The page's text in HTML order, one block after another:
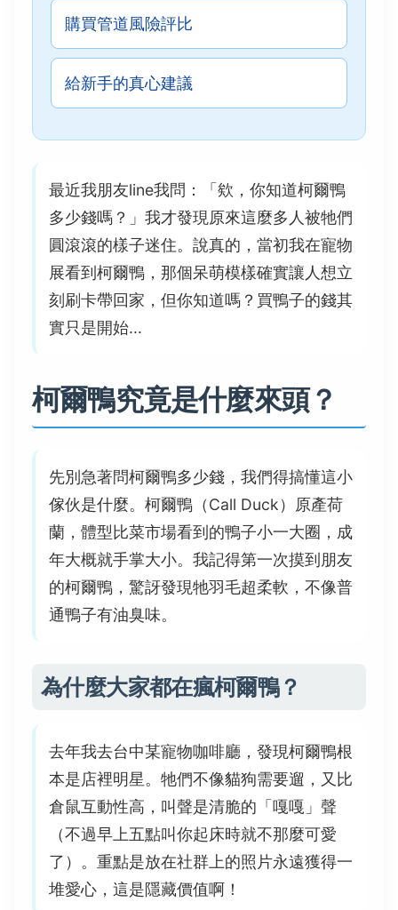
購買管道風險評比
給新手的真心建議
最近我朋友line我問：「欸，你知道柯爾鴨
多少錢嗎？」我才發現原來這麼多人被牠們
圓滾滾的樣子迷住。說真的，當初我在寵物
展看到柯爾鴨，那個呆萌模樣確實讓人想立
刻刷卡帶回家，但你知道嗎？買鴨子的錢其
實只是開始...
柯爾鴨究竟是什麼來頭？
先別急著問柯爾鴨多少錢，我們得搞懂這小
傢伙是什麼。柯爾鴨（Call Duck）原產荷
蘭，體型比菜市場看到的鴨子小一大圈，成
年大概就手掌大小。我記得第一次摸到朋友
的柯爾鴨，驚訝發現牠羽毛超柔軟，不像普
通鴨子有油臭味。
為什麼大家都在瘋柯爾鴨？
去年我去台中某寵物咖啡廳，發現柯爾鴨根
本是店裡明星。牠們不像貓狗需要遛，又比
倉鼠互動性高，叫聲是清脆的「嘎嘎」聲
（不過早上五點叫你起床時就不那麼可愛
了）。重點是放在社群上的照片永遠獲得一
堆愛心，這是隱藏價值啊！